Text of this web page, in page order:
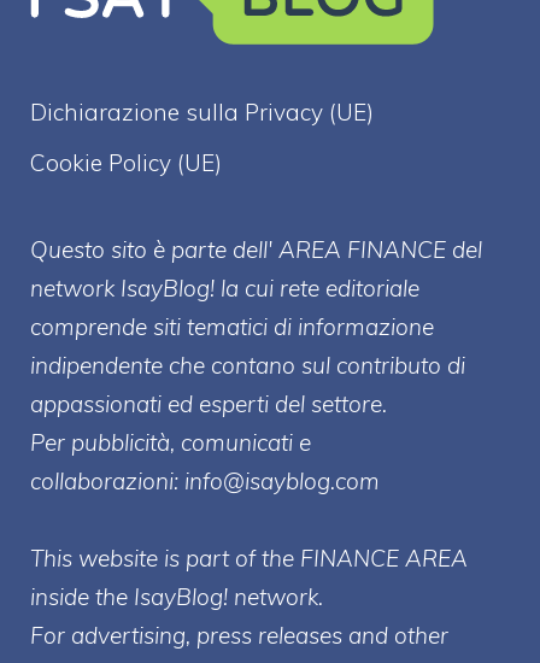
Dichiarazione sulla Privacy (UE)
Cookie Policy (UE)
Questo sito è parte dell' AREA FINANCE del
network IsayBlog! la cui rete editoriale
comprende siti tematici di informazione
indipendente che contano sul contributo di
appassionati ed esperti del settore.
Per pubblicità, comunicati e
collaborazioni: info@isayblog.com
This website is part of the FINANCE AREA
inside the IsayBlog! network.
For advertising, press releases and other